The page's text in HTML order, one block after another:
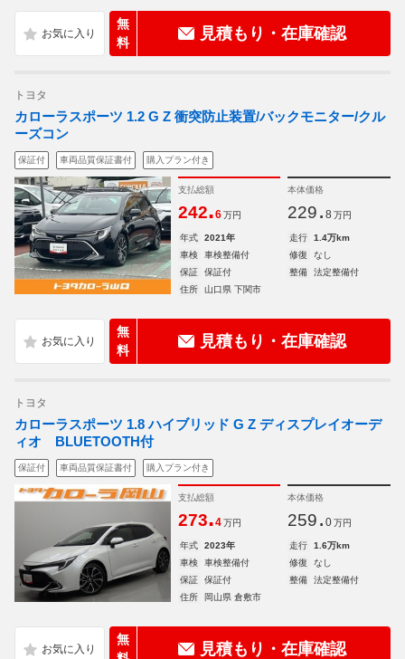
無
料
見積もり・在庫確認
トヨタ
カローラスポーツ 1.2 G Z 衝突防止装置/バックモニター/クル
ーズコン
保証付 車両品質保証書付 購入プラン付き
支払総額
242.6 万円
本体価格
229. 8 万円
年式 2021年 走行
1.4万km
車検
車検整備付 修復
なし
保証
保証付 整備
法定整備付
住所
山口県 下関市
無
料
見積もり・在庫確認
トヨタ
カローラスポーツ 1.8 ハイブリッド G Z ディスプレイオーデ
ィオ BLUETOOTH付
保証付 車両品質保証書付 購入プラン付き
支払総額
273.4 万円
本体価格
259. 0 万円
年式 2023年 走行
1.6万km
車検
車検整備付 修復
なし
保証
保証付 整備
法定整備付
住所
岡山県 倉敷市
無
見積もり・在庫確認